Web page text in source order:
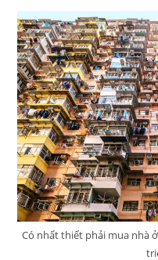
Có nhất thiết phải mua nhà